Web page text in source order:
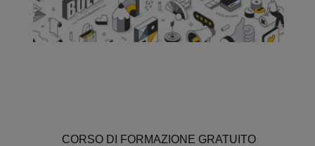
CORSO DI FORMAZIONE GRATUITO